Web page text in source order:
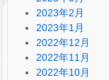
2023年2月
2023年1月
2022年12月
2022年11月
2022年10月